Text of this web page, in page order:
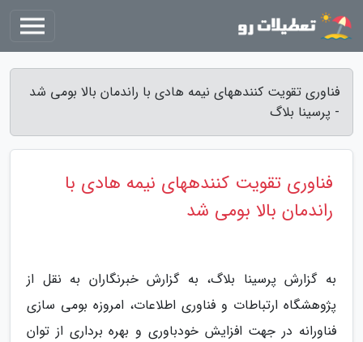
فناوری تقویت کنندههای نیمه هادی با راندمان بالا بومی شد
- پرسینا بلاگ
فناوری تقویت کنندههای نیمه هادی با
راندمان بالا بومی شد
به گزارش پرسینا بلاگ، به گزارش خبرنگاران به نقل از
پژوهشگاه ارتباطات و فناوری اطلاعات، امروزه بومی سازی
فناورانه در جهت افزایش خودباوری و بهره برداری از توان